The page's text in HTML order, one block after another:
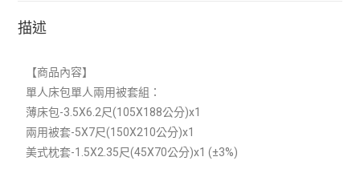
描述
【商品內容】
單人床包單人兩用被套組：
薄床包-3.5X6.2尺(105X188公分)x1
兩用被套-5X7尺(150X210公分)x1
美式枕套-1.5X2.35尺(45X70公分)x1 (±3%)